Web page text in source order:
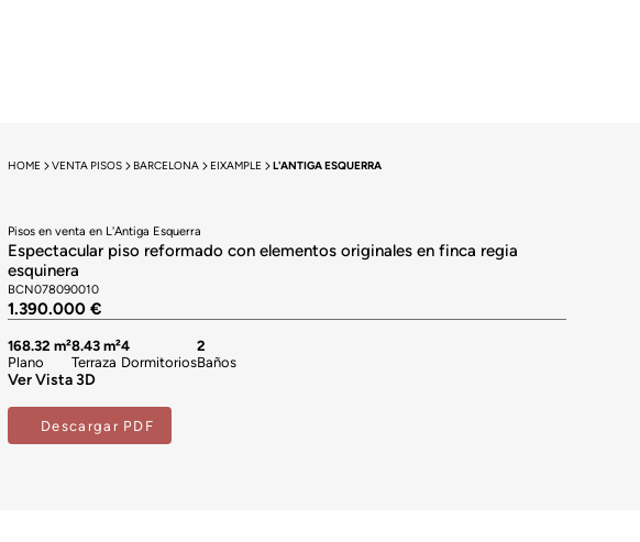
HOME VENTA PISOS BARCELONA EIXAMPLE L'ANTIGA ESQUERRA
Ver Vista 3D
Descargar PDF
Pisos en venta en L'Antiga Esquerra
Espectacular piso reformado con elementos originales en finca regia
esquinera
BCN078090010
1.390.000 €
168.32 m²
Plano
8.43 m²
Terraza
4
Dormitorios
2
Baños